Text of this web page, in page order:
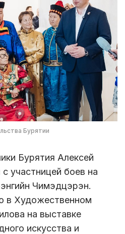
Бурятии
Бурятия Алексей
участницей боев на
Чимэдцэрэн.
в Художественном
на выставке
искусства и